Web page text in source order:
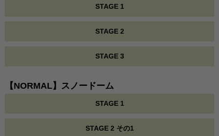
STAGE 1
STAGE 2
STAGE 3
【NORMAL】スノードーム
STAGE 1
STAGE 2 その1